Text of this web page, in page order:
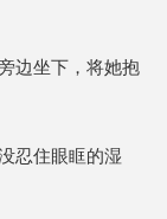
边坐下，将她抱
忍住眼眶的湿